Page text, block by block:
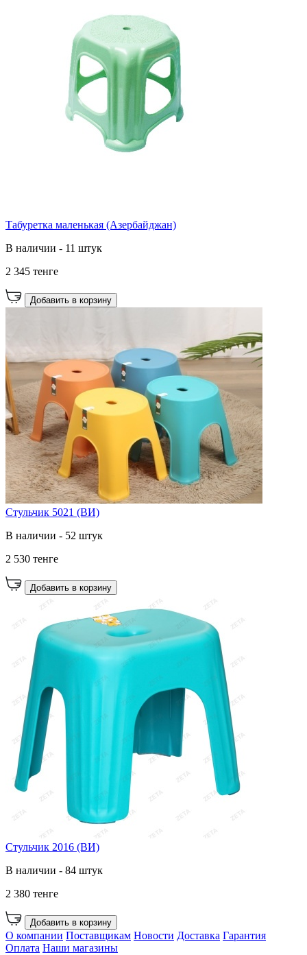
Табуретка маленькая (Азербайджан)
В наличии - 11 штук
2 345 тенге
Добавить в корзину
Стульчик 5021 (ВИ)
В наличии - 52 штук
2 530 тенге
Добавить в корзину
Стульчик 2016 (ВИ)
В наличии - 84 штук
2 380 тенге
Добавить в корзину
О компании Поставщикам Новости Доставка Гарантия
Оплата Наши магазины